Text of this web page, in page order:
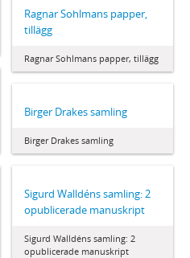
Ragnar Sohlmans papper,
tillägg
Ragnar Sohlmans papper, tillägg
Birger Drakes samling
Birger Drakes samling
Sigurd Walldéns samling: 2
opublicerade manuskript
Sigurd Walldéns samling: 2
opublicerade manuskript